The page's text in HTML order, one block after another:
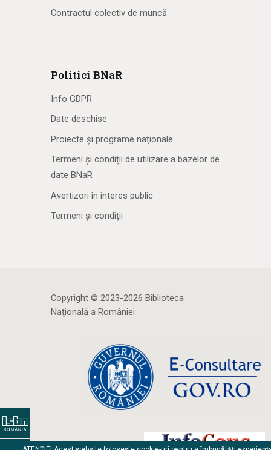
Contractul colectiv de muncă
Politici BNaR
Info GDPR
Date deschise
Proiecte și programe naționale
Termeni și condiții de utilizare a bazelor de
date BNaR
Avertizori în interes public
Termeni și condiții
Copyright © 2023-2026 Biblioteca
Naţională a României